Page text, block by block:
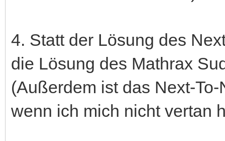
4. Statt der Lösung des
die Lösung des Mathrax
(Außerdem ist das Next-
wenn ich mich nicht vertan